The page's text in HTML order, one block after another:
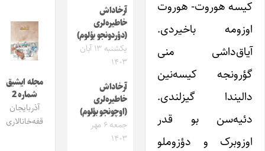
کیسه هوروت- هوروت
اوزومه باخیردی.
آیاق‌داشی منی
گؤرونجه کیسه‌نین
دالیندا گیزلندی.
دئیه‌سن بو قدر
اوزوبرک و دؤزوملو
آرخاداش
خاطیره‌لری
(دؤردونجو بؤلوم)
یکشنبه ۱۳ آبان
۱۴۰۳
آرخاداش
خاطیره‌لری
(اوچونجو بؤلوم)
جمعه ۶ مهر
۱۴۰۳
مجله ایشیق
شماره 2
آذربایجان
قفه‌خانالاری